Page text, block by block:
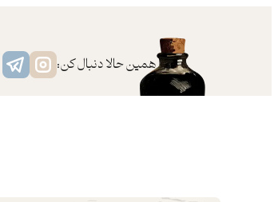
همین حالا دنبال کن: